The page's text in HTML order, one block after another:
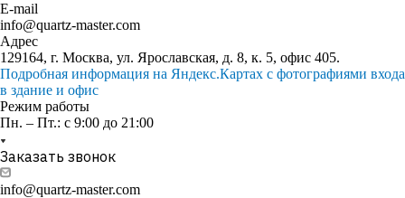
E-mail
info@quartz-master.com
Адрес
129164, г. Москва, ул. Ярославская, д. 8, к. 5, офис 405.
Подробная информация на Яндекс.Картах с фотографиями входа
в здание и офис
Режим работы
Пн. – Пт.: с 9:00 до 21:00
Заказать звонок
info@quartz-master.com